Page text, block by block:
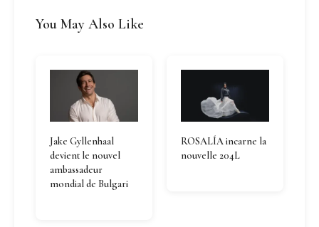
You May Also Like
Jake Gyllenhaal
devient le nouvel
ambassadeur
mondial de Bulgari
ROSALÍA incarne la
nouvelle 204L